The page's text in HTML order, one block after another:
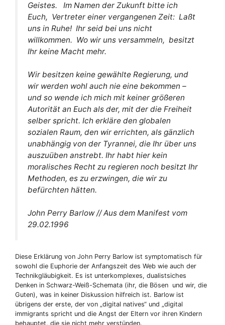
Geistes. Im Namen der Zukunft bitte ich
Euch, Vertreter einer vergangenen Zeit: Laßt
uns in Ruhe! Ihr seid bei uns nicht
willkommen. Wo wir uns versammeln, besitzt
Ihr keine Macht mehr.
Wir besitzen keine gewählte Regierung, und
wir werden wohl auch nie eine bekommen –
und so wende ich mich mit keiner größeren
Autorität an Euch als der, mit der die Freiheit
selber spricht. Ich erkläre den globalen
sozialen Raum, den wir errichten, als gänzlich
unabhängig von der Tyrannei, die Ihr über uns
auszuüben anstrebt. Ihr habt hier kein
moralisches Recht zu regieren noch besitzt Ihr
Methoden, es zu erzwingen, die wir zu
befürchten hätten.
John Perry Barlow // Aus dem Manifest vom
29.02.1996
Diese Erklärung von John Perry Barlow ist symptomatisch für
sowohl die Euphorie der Anfangszeit des Web wie auch der
Technikgläubigkeit. Es ist unterkomplexes, dualistsiches
Denken in Schwarz-Weiß-Schemata (ihr, die Bösen und wir, die
Guten), was in keiner Diskussion hilfreich ist. Barlow ist
übrigens der erste, der von „digital natives“ und „digital
immigrants spricht und die Angst der Eltern vor ihren Kindern
behauptet, die sie nicht mehr verstünden.